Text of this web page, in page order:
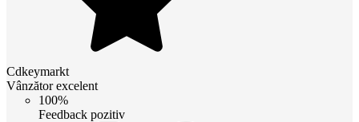
Cdkeymarkt
Vânzător excelent
100%
Feedback pozitiv